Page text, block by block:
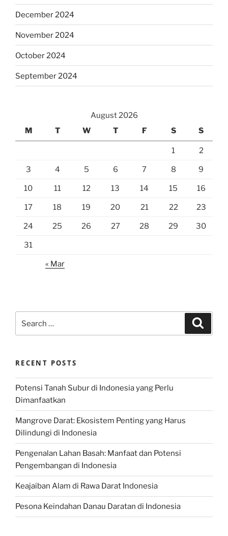
December 2024
November 2024
October 2024
September 2024
August 2026
M
T W T F S S
1 2
3 4 5 6 7 8 9
10 11 12 13 14 15 16
17 18 19 20 21 22 23
24 25 26 27 28 29 30
31
« Mar
for:
RECENT POSTS
Potensi Tanah Subur di Indonesia yang Perlu
Dimanfaatkan
Mangrove Darat: Ekosistem Penting yang Harus
Dilindungi di Indonesia
Pengenalan Lahan Basah: Manfaat dan Potensi
Pengembangan di Indonesia
Keajaiban Alam di Rawa Darat Indonesia
Pesona Keindahan Danau Daratan di Indonesia